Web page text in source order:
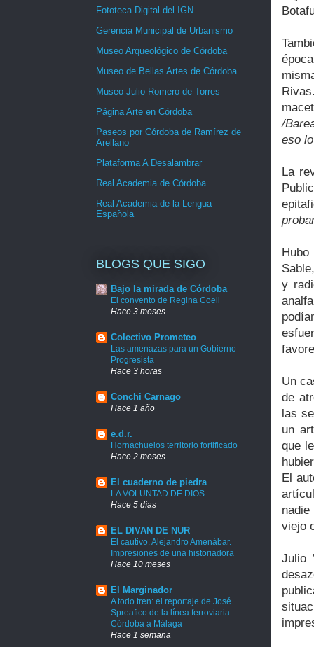
/
eso
La
Hubo
y
Un
de
las
un
que
El
viejo
Julio
Fototeca Digital del IGN
Gerencia Municipal de Urbanismo
Museo Arqueológico de Córdoba
Museo de Bellas Artes de Córdoba
Museo Julio Romero de Torres
Página Arte en Córdoba
Paseos por Córdoba de Ramírez de
Arellano
Plataforma A Desalambrar
Real Academia de Córdoba
Real Academia de la Lengua
Española
BLOGS QUE SIGO
Bajo la mirada de Córdoba
El convento de Regina Coeli
Hace 3 meses
Colectivo Prometeo
Las amenazas para un Gobierno
Progresista
Hace 3 horas
Conchi Carnago
Hace 1 año
e.d.r.
Hornachuelos territorio fortificado
Hace 2 meses
El cuaderno de piedra
LA VOLUNTAD DE DIOS
Hace 5 días
EL DIVAN DE NUR
El cautivo. Alejandro Amenábar.
Impresiones de una historiadora
Hace 10 meses
El Marginador
A todo tren: el reportaje de José
Spreafico de la línea ferroviaria
Córdoba a Málaga
Hace 1 semana